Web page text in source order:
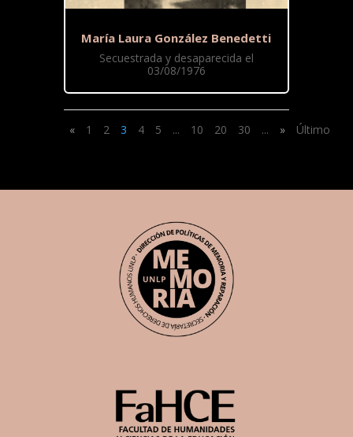
María Laura González Benedetti
Secuestrada y desaparecida el
03/08/1976
« 1 2 3 4 5 ... 10 20 30 ... » Último